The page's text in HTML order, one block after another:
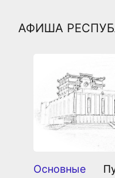
АФИША
Previous
Основные